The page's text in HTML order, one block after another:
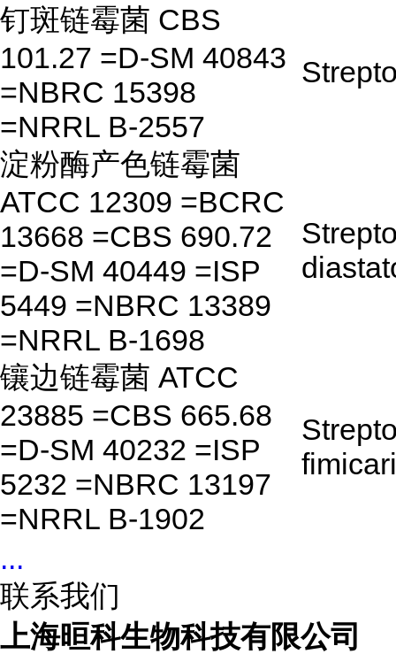
钉斑链霉菌 CBS
101.27 =D-SM 40843
=NBRC 15398
=NRRL B-2557
淀粉酶产色链霉菌
ATCC 12309 =BCRC
13668 =CBS 690.72
=D-SM 40449 =ISP
5449 =NBRC 13389
=NRRL B-1698
镶边链霉菌 ATCC
23885 =CBS 665.68
=D-SM 40232 =ISP
5232 =NBRC 13197
=NRRL B-1902
...
联系我们
上海晅科生物科技有限公司